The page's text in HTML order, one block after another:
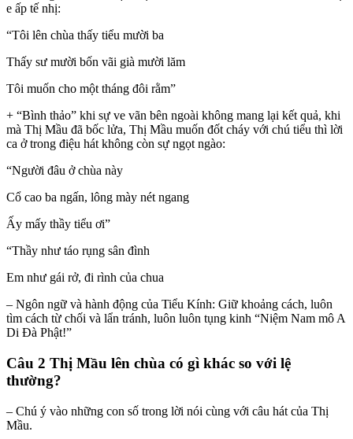
e ấp tế nhị:
“Tôi lên chùa thấy tiểu mười ba
Thấy sư mười bốn vãi già mười lăm
Tôi muốn cho một tháng đôi rằm”
+ “Bình thảo” khi sự ve vãn bên ngoài không mang lại kết quả, khi
mà Thị Mầu đã bốc lửa, Thị Mầu muốn đốt cháy với chú tiểu thì lời
ca ở trong điệu hát không còn sự ngọt ngào:
“Người đâu ở chùa này
Cổ cao ba ngấn, lông mày nét ngang
Ấy mấy thầy tiểu ơi”
“Thầy như táo rụng sân đình
Em như gái rở, đi rình của chua
– Ngôn ngữ và hành động của Tiểu Kính: Giữ khoảng cách, luôn
tìm cách từ chối và lẩn tránh, luôn luôn tụng kinh “Niệm Nam mô A
Di Đà Phật!”
Câu 2 Thị Mầu lên chùa có gì khác so với lệ
thường?
– Chú ý vào những con số trong lời nói cùng với câu hát của Thị
Mầu.